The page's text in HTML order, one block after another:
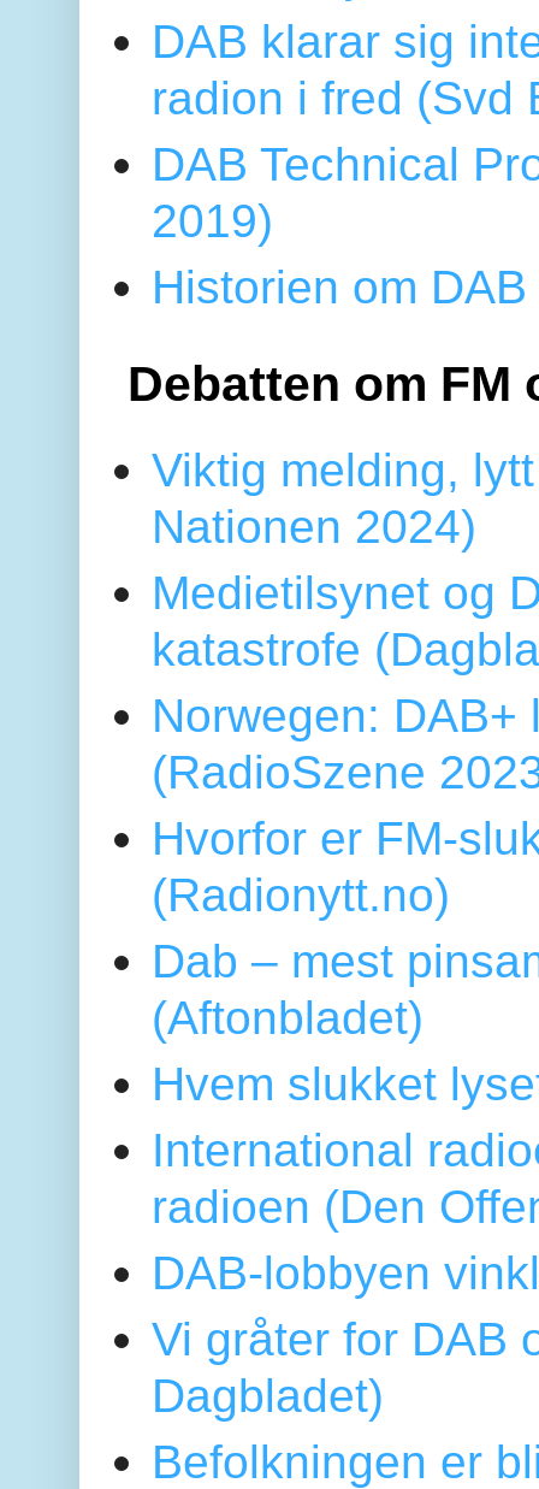
DAB klarar sig
radion i fred (Svd
DAB Technical
2019)
Historien om
Debatten om FM
Viktig melding,
Nationen 2024)
Medietilsynet og
katastrofe
Norwegen:
(RadioSzene
Hvorfor er FM-
(Radionytt.no)
Dab – mest
(Aftonbladet)
Hvem slukket
International
radioen (Den
DAB-lobbyen
Vi gråter for DAB
Dagbladet)
Befolkningen er